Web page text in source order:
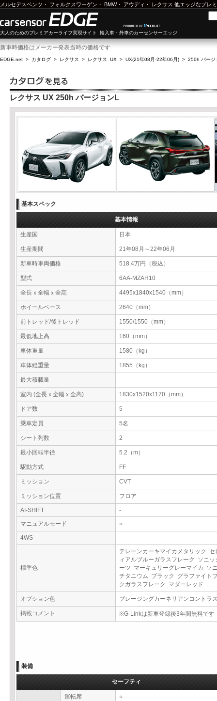
メルセデスベンツ ・ フォルクスワーゲン ・ BMW・ アウディ ・ レクサス 他エッジなプレ
大人のためのプレミアカーライフ実現サイト 輸入車・外車のカーセンサーエッジ
新車時価格はメーカー発表当時の価格です
EDGE.net > カタログ > レクサス > レクサス UX > UX(21年08月-22年06月) > 250h バージ
レクサス UX 250h バージョンL
基本スペック
基本情報
生産国 日本
生産期間 21年08月～22年06月
新車時車両価格 518.4万円（税込）
型式 6AA-MZAH10
全長ｘ全幅ｘ全高 4495x1840x1540（mm）
ホイールベース 2640（mm）
前トレッド/後トレッド 1550/1550（mm）
最低地上高 160（mm）
車体重量 1580（kg）
車体総重量 1855（kg）
最大積載量 -
室内 (全長ｘ全幅ｘ全高) 1830x1520x1170（mm）
ドア数 5
乗車定員 5名
シート列数 2
最小回転半径 5.2（m）
駆動方式 FF
ミッション CVT
ミッション位置 フロア
AI-SHIFT
-
マニュアルモード
○
4WS -
標準色
テレーンカーキマイカメタリック セ
ィアルブルーガラスフレーク ソニッ
ーツ マーキュリーグレーマイカ ソ
チタニウム ブラック グラファイト
クガラスフレーク マダーレッド
オプション色 ブレージングカーネリアンコントラ
掲載コメント ※G-Linkは新車登録後3年間無料です
装備
セーフティ
運転席 ○